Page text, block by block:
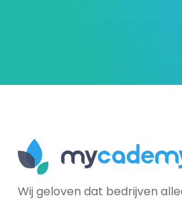
Wij geloven dat bedrijven